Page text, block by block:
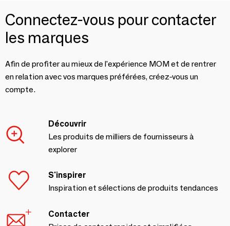
Connectez-vous pour contacter
les marques
Afin de profiter au mieux de l'expérience MOM et de rentrer
en relation avec vos marques préférées, créez-vous un
compte.
Découvrir
Les produits de milliers de fournisseurs à
explorer
S'inspirer
Inspiration et sélections de produits tendances
Contacter